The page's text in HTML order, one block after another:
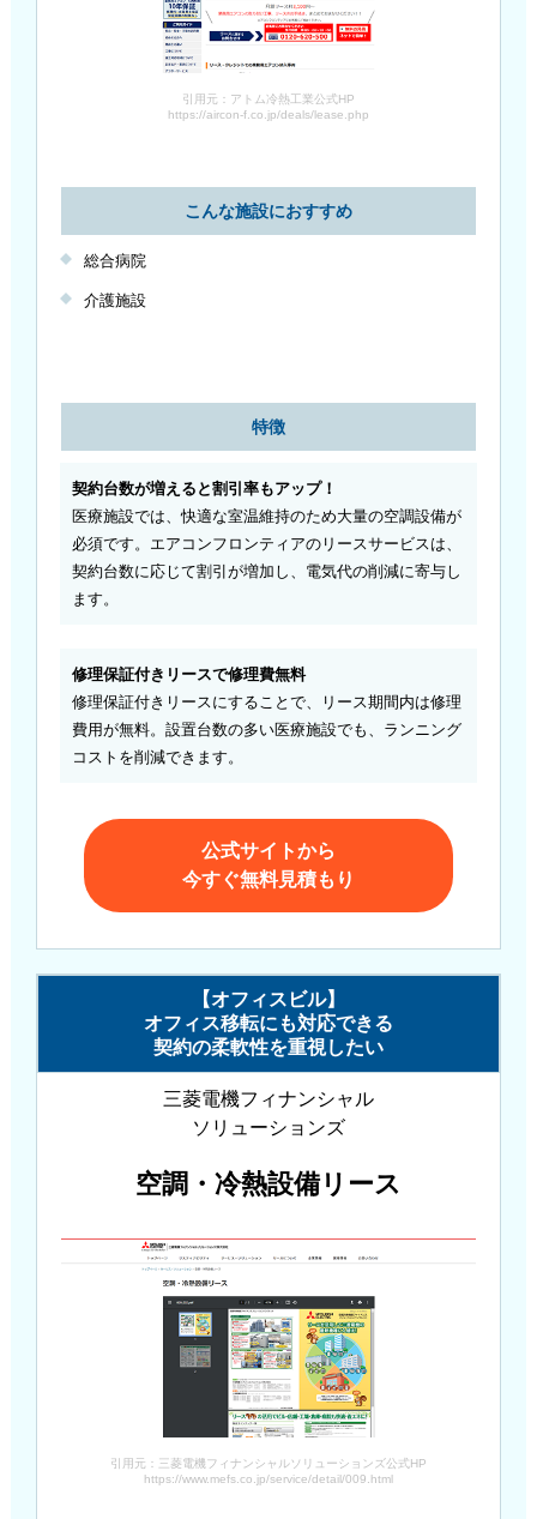
引用元：アトム冷熱工業公式HP
https://aircon-f.co.jp/deals/lease.php
こんな施設におすすめ
総合病院
介護施設
特徴
契約台数が増えると割引率もアップ！
医療施設では、快適な室温維持のため大量の空調設備が
必須です。エアコンフロンティアのリースサービスは、
契約台数に応じて割引が増加し、電気代の削減に寄与し
ます。
修理保証付きリースで修理費無料
修理保証付きリースにすることで、リース期間内は修理
費用が無料。設置台数の多い医療施設でも、ランニング
コストを削減できます。
公式サイトから
今すぐ無料見積もり
【オフィスビル】
オフィス移転にも対応できる
契約の柔軟性を重視したい
三菱電機フィナンシャル
ソリューションズ
空調・冷熱設備リース
引用元：三菱電機フィナンシャルソリューションズ公式HP
https://www.mefs.co.jp/service/detail/009.html